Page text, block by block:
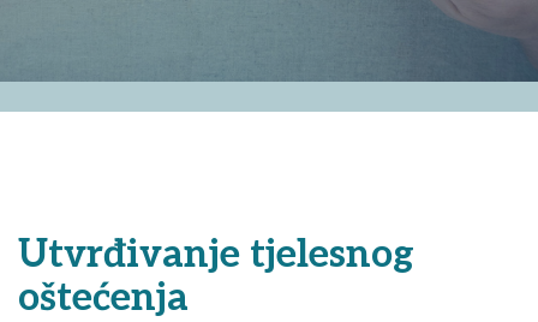
Utvrđivanje tjelesnog
oštećenja